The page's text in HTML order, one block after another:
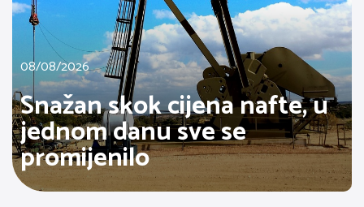
08/08/2026
Snažan skok cijena nafte, u
jednom danu sve se
promijenilo